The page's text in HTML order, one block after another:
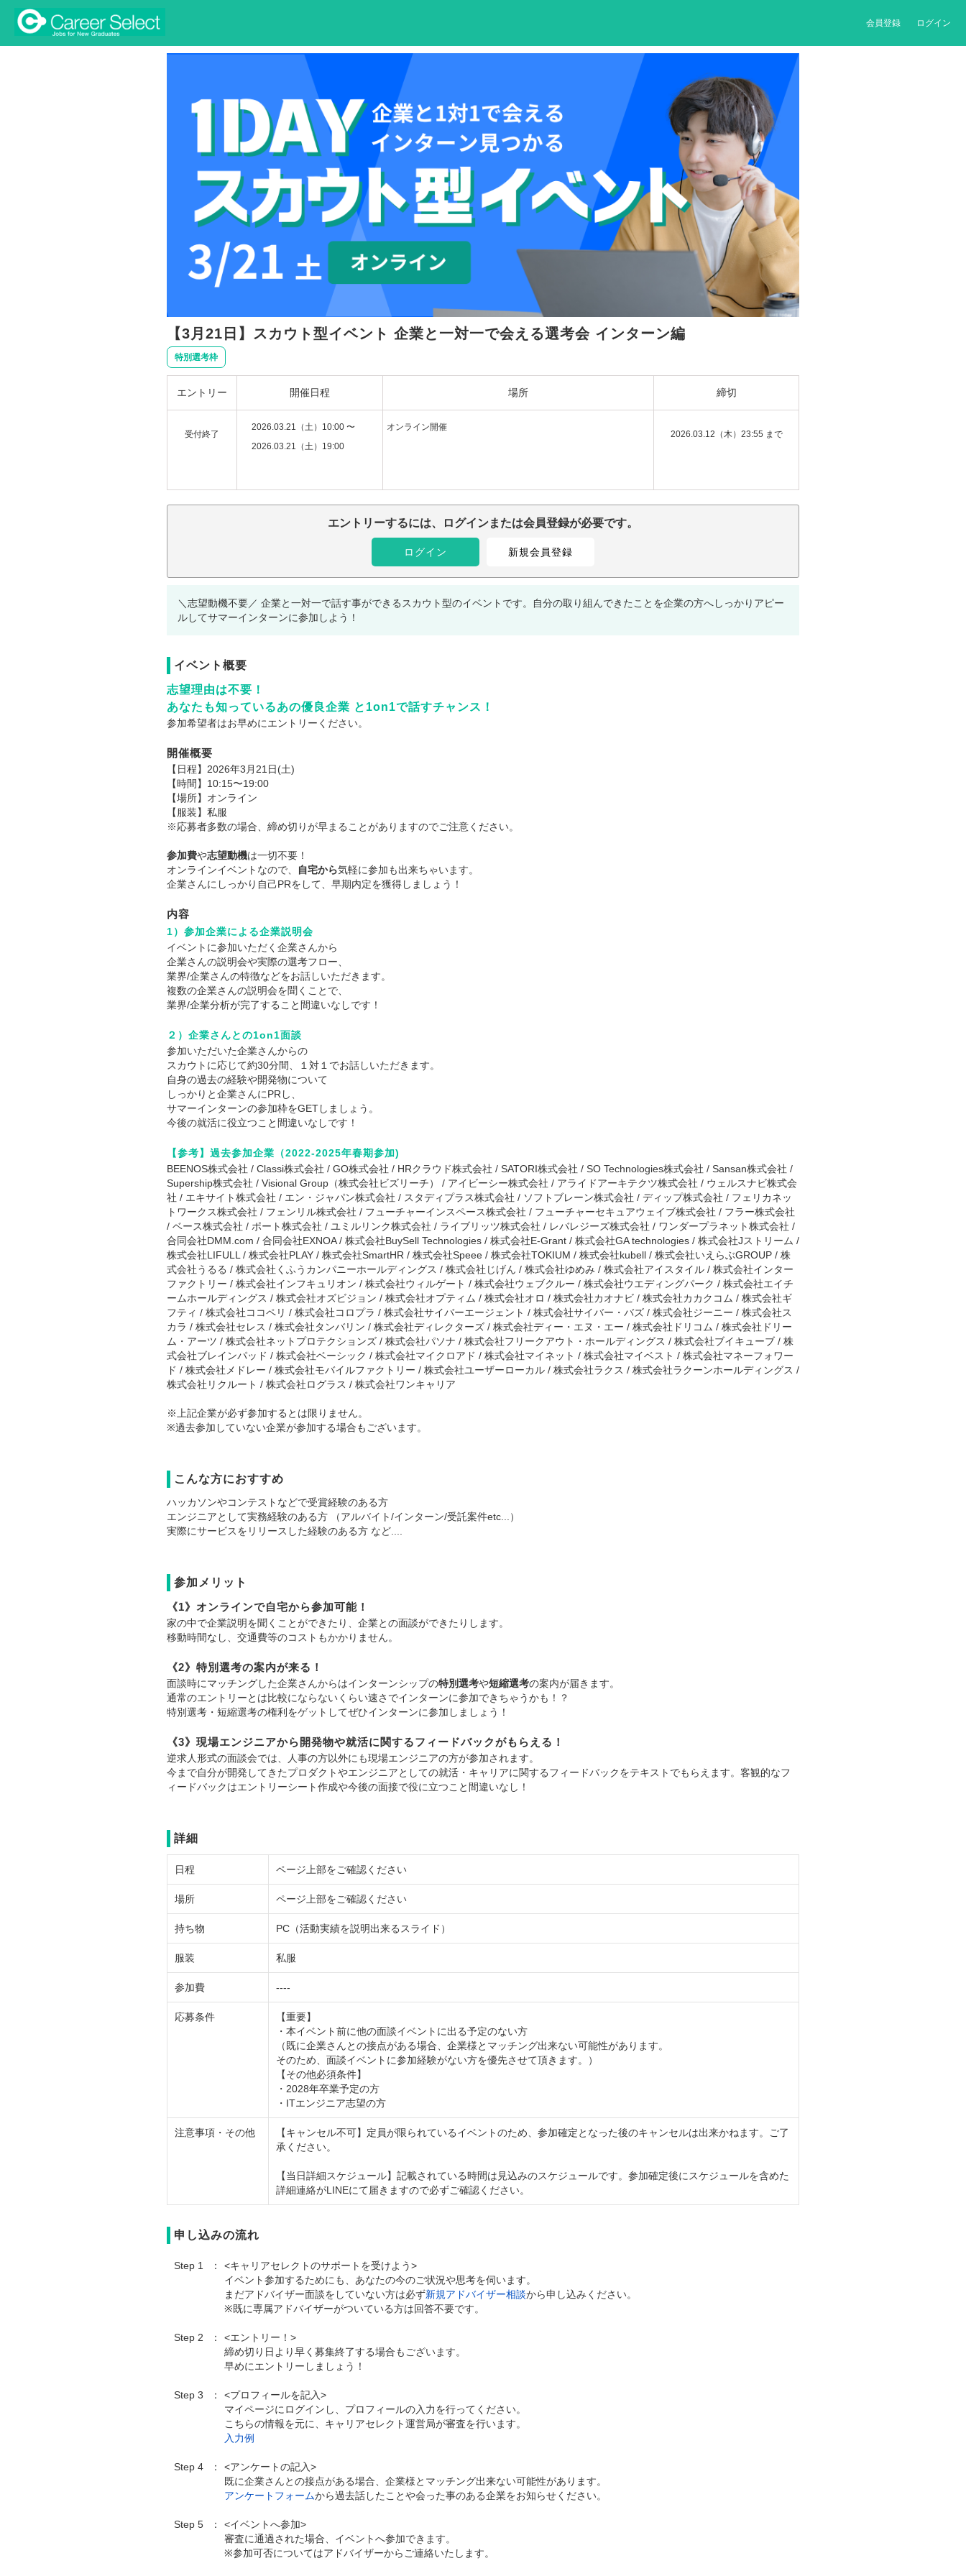
ログイン
会員登録
【3月21日】スカウト型イベント 企業と一対一で会える選考会 インターン編
特別選考枠
エントリー 開催日程 場所 締切
受付終了
2026.03.21（土）10:00 〜
2026.03.21（土）19:00
オンライン開催
2026.03.12（木）23:55 まで
注意事項：
エントリーするには、ログインまたは会員登録が必要です。
ログイン 新規会員登録
＼志望動機不要／ 企業と一対一で話す事ができるスカウト型のイベントです。自分の取り組んできたことを企業の方へしっかりアピー
ルしてサマーインターンに参加しよう！
イベント概要
志望理由は不要！
あなたも知っているあの優良企業 と1on1で話すチャンス！
参加希望者はお早めにエントリーください。
開催概要
【日程】2026年3月21日(土)
【時間】10:15〜19:00
【場所】オンライン
【服装】私服
※応募者多数の場合、締め切りが早まることがありますのでご注意ください。
参加費や志望動機は一切不要！
オンラインイベントなので、
自宅から気軽に参加も出来ちゃいます。
企業さんにしっかり自己PRをして、早期内定を獲得しましょう！
内容
1）参加企業による企業説明会
イベントに参加いただく企業さんから
企業さんの説明会や実際の選考フロー、
業界/企業さんの特徴などをお話しいただきます。
複数の企業さんの説明会を聞くことで、
業界/企業分析が完了すること間違いなしです！
２）企業さんとの1on1面談
参加いただいた企業さんからの
スカウトに応じて約30分間、１対１でお話しいただきます。
自身の過去の経験や開発物について
しっかりと企業さんにPRし、
サマーインターンの参加枠をGETしましょう。
今後の就活に役立つこと間違いなしです！
【参考】過去参加企業（2022-2025年春期参加)
BEENOS株式会社 / Classi株式会社 / GO株式会社 / HRクラウド株式会社 / SATORI株式会社 / SO Technologies株式会社 / Sansan株式会社 /
Supership株式会社 / Visional Group（株式会社ビズリーチ） / アイビーシー株式会社 / アライドアーキテクツ株式会社 / ウェルスナビ株式会
社 / エキサイト株式会社 / エン・ジャパン株式会社 / スタディプラス株式会社 / ソフトブレーン株式会社 / ディップ株式会社 / フェリカネッ
トワークス株式会社 / フェンリル株式会社 / フューチャーインスペース株式会社 / フューチャーセキュアウェイブ株式会社 / フラー株式会社
/ ベース株式会社 / ポート株式会社 / ユミルリンク株式会社 / ライブリッツ株式会社 / レバレジーズ株式会社 / ワンダープラネット株式会社 /
合同会社DMM.com / 合同会社EXNOA / 株式会社BuySell Technologies / 株式会社E-Grant / 株式会社GA technologies / 株式会社Jストリーム /
株式会社LIFULL / 株式会社PLAY / 株式会社SmartHR / 株式会社Speee / 株式会社TOKIUM / 株式会社kubell / 株式会社いえらぶGROUP / 株
式会社うるる / 株式会社くふうカンパニーホールディングス / 株式会社じげん / 株式会社ゆめみ / 株式会社アイスタイル / 株式会社インター
ファクトリー / 株式会社インフキュリオン / 株式会社ウィルゲート / 株式会社ウェブクルー / 株式会社ウエディングパーク / 株式会社エイチ
ームホールディングス / 株式会社オズビジョン / 株式会社オプティム / 株式会社オロ / 株式会社カオナビ / 株式会社カカクコム / 株式会社ギ
フティ / 株式会社ココペリ / 株式会社コロプラ / 株式会社サイバーエージェント / 株式会社サイバー・バズ / 株式会社ジーニー / 株式会社ス
カラ / 株式会社セレス / 株式会社タンバリン / 株式会社ディレクターズ / 株式会社ディー・エヌ・エー / 株式会社ドリコム / 株式会社ドリー
ム・アーツ / 株式会社ネットプロテクションズ / 株式会社パソナ / 株式会社フリークアウト・ホールディングス / 株式会社ブイキューブ / 株
式会社ブレインパッド / 株式会社ベーシック / 株式会社マイクロアド / 株式会社マイネット / 株式会社マイベスト / 株式会社マネーフォワー
ド / 株式会社メドレー / 株式会社モバイルファクトリー / 株式会社ユーザーローカル / 株式会社ラクス / 株式会社ラクーンホールディングス /
株式会社リクルート / 株式会社ログラス / 株式会社ワンキャリア
※上記企業が必ず参加するとは限りません。
※過去参加していない企業が参加する場合もございます。
こんな方におすすめ
ハッカソンやコンテストなどで受賞経験のある方
エンジニアとして実務経験のある方 （アルバイト/インターン/受託案件etc...）
実際にサービスをリリースした経験のある方 など....
参加メリット
《1》オンラインで自宅から参加可能！
家の中で企業説明を聞くことができたり、企業との面談ができたりします。
移動時間なし、交通費等のコストもかかりません。
《2》特別選考の案内が来る！
面談時にマッチングした企業さんからはインターンシップの特別選考や短縮選考の案内が届きます。
通常のエントリーとは比較にならないくらい速さでインターンに参加できちゃうかも！？
特別選考・短縮選考の権利をゲットしてぜひインターンに参加しましょう！
《3》現場エンジニアから開発物や就活に関するフィードバックがもらえる！
逆求人形式の面談会では、人事の方以外にも現場エンジニアの方が参加されます。
今まで自分が開発してきたプロダクトやエンジニアとしての就活・キャリアに関するフィードバックをテキストでもらえます。客観的なフ
ィードバックはエントリーシート作成や今後の面接で役に立つこと間違いなし！
詳細
日程 ページ上部をご確認ください
場所 ページ上部をご確認ください
持ち物 PC（活動実績を説明出来るスライド）
服装 私服
参加費 ----
応募条件
【重要】
・本イベント前に他の面談イベントに出る予定のない方
（既に企業さんとの接点がある場合、企業様とマッチング出来ない可能性があります。
そのため、面談イベントに参加経験がない方を優先させて頂きます。）
【その他必須条件】
・2028年卒業予定の方
・ITエンジニア志望の方
注意事項・その他
【キャンセル不可】定員が限られているイベントのため、参加確定となった後のキャンセルは出来かねます。ご了
承ください。
【当日詳細スケジュール】記載されている時間は見込みのスケジュールです。参加確定後にスケジュールを含めた
詳細連絡がLINEにて届きますので必ずご確認ください。
申し込みの流れ
Step 1
<キャリアセレクトのサポートを受けよう>
イベント参加するためにも、あなたの今のご状況や思考を伺います。
まだアドバイザー面談をしていない方は必ず新規アドバイザー相談から申し込みください。
※既に専属アドバイザーがついている方は回答不要です。
Step 2
<エントリー！>
締め切り日より早く募集終了する場合もございます。
早めにエントリーしましょう！
Step 3
<プロフィールを記入>
マイページにログインし、プロフィールの入力を行ってください。
こちらの情報を元に、キャリアセレクト運営局が審査を行います。
入力例
Step 4
<アンケートの記入>
既に企業さんとの接点がある場合、企業様とマッチング出来ない可能性があります。
アンケートフォームから過去話したことや会った事のある企業をお知らせください。
Step 5
<イベントへ参加>
審査に通過された場合、イベントへ参加できます。
※参加可否についてはアドバイザーからご連絡いたします。